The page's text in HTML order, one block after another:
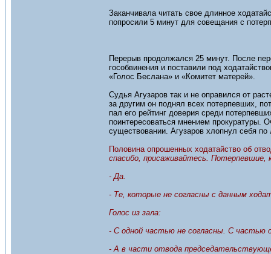
Заканчивала читать свое длинное
попросили 5 минут для совещания с
Перерыв продолжался 25 минут. После
гособвинения и поставили под
«Голос Беслана» и «Комитет матерей».
Судья Агузаров так и не оправился от
за другим он поднял всех потерпевших,
пал его рейтинг доверия среди
поинтересоваться мнением прокуратуры.
существовании. Агузаров хлопнул себя
Половина опрошенных ходатайство об
спасибо, присаживайтесь. Потерпевшие,
- Да.
- Те, которые не согласны с данным
Голос из зала:
- С одной частью не согласны. С частью
- А в части отвода